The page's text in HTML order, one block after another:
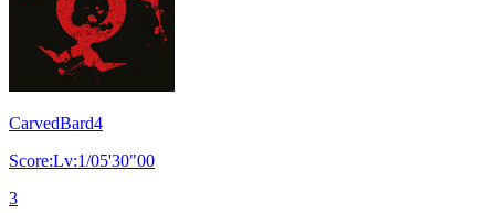
CarvedBard4
Score:Lv:1/05'30"00
3